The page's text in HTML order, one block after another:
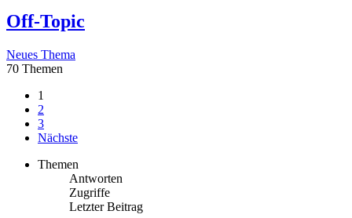
Off-Topic
Neues Thema
70 Themen
1
2
3
Nächste
Themen
Antworten
Zugriffe
Letzter Beitrag